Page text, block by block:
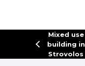
Mixed use
building in
Strovolos